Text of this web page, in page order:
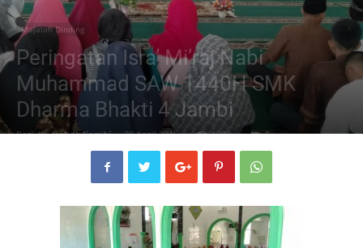
Majalah Dinding
Peringatan Isra’ Mi’raj Nabi
Muhammad SAW 1440H SMK
Dharma Bhakti 4 Jambi
Penulis smkdb4jambi - 30 April 2019 1089 0